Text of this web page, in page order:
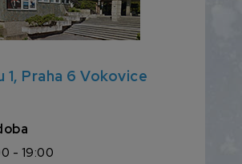
1, Praha 6 Vokovice
- 19:00